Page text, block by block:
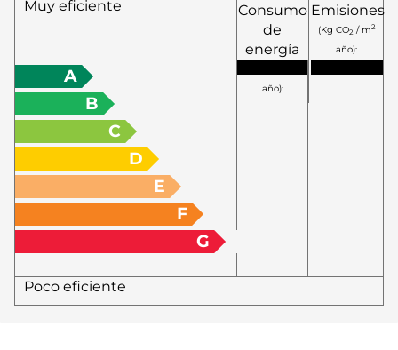
Muy eficiente
Consumo
de
energía
año):
Emisiones
(Kg CO2 / m2
año):
A
B
C
D
E
F
G
Poco eficiente